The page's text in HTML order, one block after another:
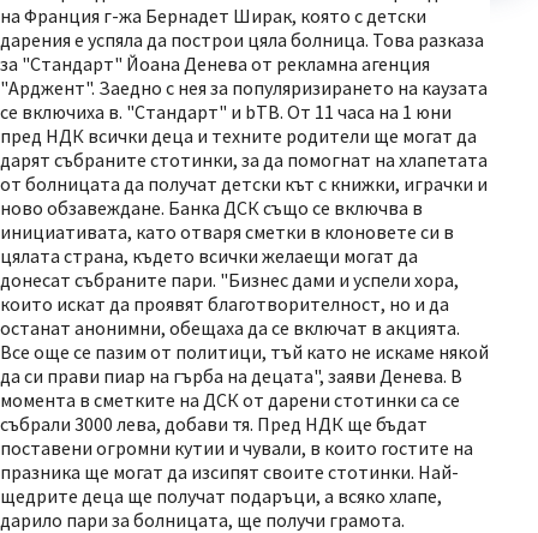
на Франция г-жа Бернадет Ширак, която с детски
дарения е успяла да построи цяла болница. Това разказа
за "Стандарт" Йоана Денева от рекламна агенция
"Арджент". Заедно с нея за популяризирането на каузата
се включиха в. "Стандарт" и bТВ. От 11 часа на 1 юни
пред НДК всички деца и техните родители ще могат да
дарят събраните стотинки, за да помогнат на хлапетата
от болницата да получат детски кът с книжки, играчки и
ново обзавеждане. Банка ДСК също се включва в
инициативата, като отваря сметки в клоновете си в
цялата страна, където всички желаещи могат да
донесат събраните пари. "Бизнес дами и успели хора,
които искат да проявят благотворителност, но и да
останат анонимни, обещаха да се включат в акцията.
Все още се пазим от политици, тъй като не искаме някой
да си прави пиар на гърба на децата", заяви Денева. В
момента в сметките на ДСК от дарени стотинки са се
събрали 3000 лева, добави тя. Пред НДК ще бъдат
поставени огромни кутии и чували, в които гостите на
празника ще могат да изсипят своите стотинки. Най-
щедрите деца ще получат подаръци, а всяко хлапе,
дарило пари за болницата, ще получи грамота.